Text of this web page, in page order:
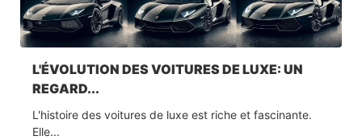
L'ÉVOLUTION DES VOITURES DE LUXE: UN
REGARD...
L'histoire des voitures de luxe est riche et fascinante.
Elle...